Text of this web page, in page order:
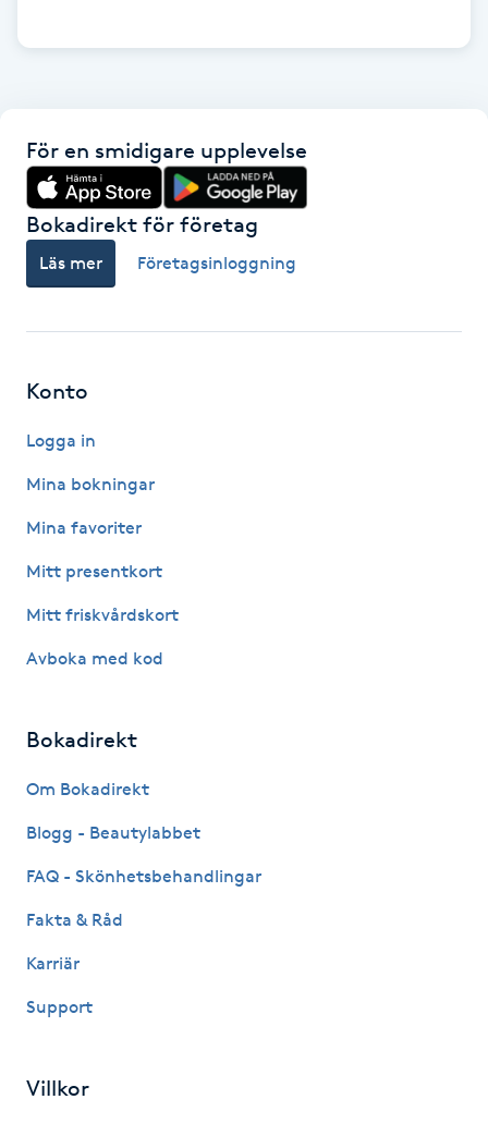
HIFU
Hot Stone Massage
Hot yoga
Hudföryngring
Hudvård
Hyperhidros
Hypnos
Hårborttagning
Hårvård
Hälsprickor
IPL
För en smidigare upplevelse
Bokadirekt för företag
Läs mer Företagsinloggning
Konto
Logga in
Mina bokningar
Mina favoriter
Mitt presentkort
Mitt friskvårdskort
Avboka med kod
Bokadirekt
Om Bokadirekt
Blogg - Beautylabbet
FAQ - Skönhetsbehandlingar
Fakta & Råd
Karriär
Support
Villkor